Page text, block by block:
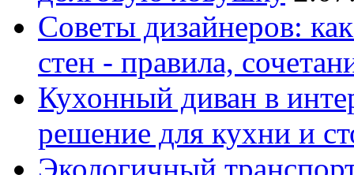
Советы дизайнеров:
стен - правила,
Кухонный диван в
решение для кухни и
Экологичный